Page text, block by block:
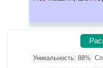
Уникальность: 88%